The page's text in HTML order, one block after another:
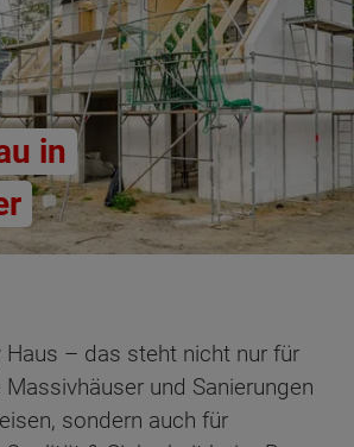
in
Haus – das steht nicht nur für
und Sanierungen
sondern auch für